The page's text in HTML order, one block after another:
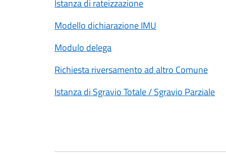
Istanza di rateizzazione
Modello dichiarazione IMU
Modulo delega
Richiesta riversamento ad altro Comune
Istanza di Sgravio Totale / Sgravio Parziale